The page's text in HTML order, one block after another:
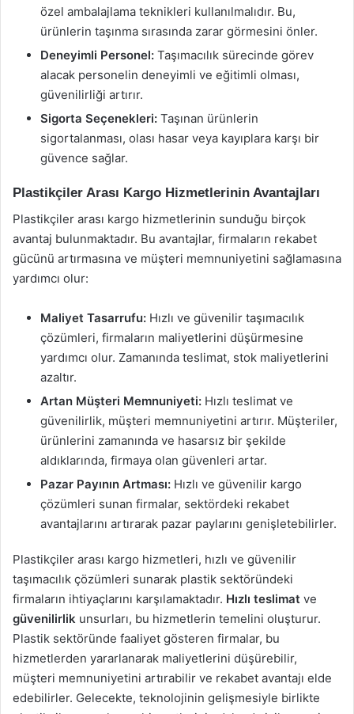
özel ambalajlama teknikleri kullanılmalıdır. Bu,
ürünlerin taşınma sırasında zarar görmesini önler.
Deneyimli Personel: Taşımacılık sürecinde görev
alacak personelin deneyimli ve eğitimli olması,
güvenilirliği artırır.
Sigorta Seçenekleri: Taşınan ürünlerin
sigortalanması, olası hasar veya kayıplara karşı bir
güvence sağlar.
Plastikçiler Arası Kargo Hizmetlerinin Avantajları
Plastikçiler arası kargo hizmetlerinin sunduğu birçok
avantaj bulunmaktadır. Bu avantajlar, firmaların rekabet
gücünü artırmasına ve müşteri memnuniyetini sağlamasına
yardımcı olur:
Maliyet Tasarrufu: Hızlı ve güvenilir taşımacılık
çözümleri, firmaların maliyetlerini düşürmesine
yardımcı olur. Zamanında teslimat, stok maliyetlerini
azaltır.
Artan Müşteri Memnuniyeti: Hızlı teslimat ve
güvenilirlik, müşteri memnuniyetini artırır. Müşteriler,
ürünlerini zamanında ve hasarsız bir şekilde
aldıklarında, firmaya olan güvenleri artar.
Pazar Payının Artması: Hızlı ve güvenilir kargo
çözümleri sunan firmalar, sektördeki rekabet
avantajlarını artırarak pazar paylarını genişletebilirler.
Plastikçiler arası kargo hizmetleri, hızlı ve güvenilir
taşımacılık çözümleri sunarak plastik sektöründeki
firmaların ihtiyaçlarını karşılamaktadır. Hızlı teslimat ve
güvenilirlik unsurları, bu hizmetlerin temelini oluşturur.
Plastik sektöründe faaliyet gösteren firmalar, bu
hizmetlerden yararlanarak maliyetlerini düşürebilir,
müşteri memnuniyetini artırabilir ve rekabet avantajı elde
edebilirler. Gelecekte, teknolojinin gelişmesiyle birlikte